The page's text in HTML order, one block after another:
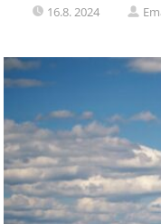
16.8. 2024